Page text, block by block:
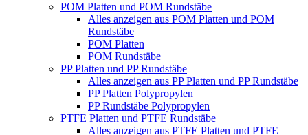
POM Platten und POM Rundstäbe
Alles anzeigen aus POM Platten und POM
Rundstäbe
POM Platten
POM Rundstäbe
PP Platten und PP Rundstäbe
Alles anzeigen aus PP Platten und PP Rundstäbe
PP Platten Polypropylen
PP Rundstäbe Polypropylen
PTFE Platten und PTFE Rundstäbe
Alles anzeigen aus PTFE Platten und PTFE